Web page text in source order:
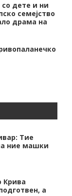
дете и ни
семејство
драма на
Тие
ние машки
Крива
а